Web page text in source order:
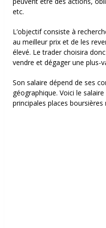
etc.
L’objectif consiste à
au meilleur prix et de les
élevé. Le trader choisira
vendre et dégager une plus-
Son salaire dépend de ses
géographique. Voici le
principales places boursières